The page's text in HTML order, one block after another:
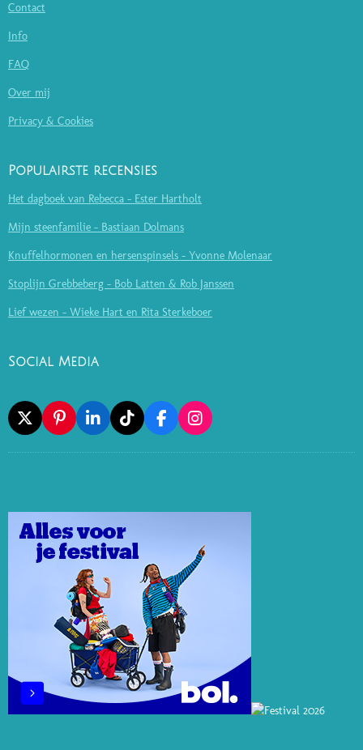
Contact
Info
FAQ
Over mij
Privacy & Cookies
Populairste recensies
Het dagboek van Rebecca - Ester Hartholt
Mijn steenfamilie - Bastiaan Dolmans
Knuffelhormonen en hersenspinsels - Yvonne Molenaar
Stoplijn Grebbeberg - Bob Latten & Rob Janssen
Lief wezen - Wieke Hart en Rita Sterkeboer
Social Media
X
P
I
N
E
S
T
L
I
N
I
N
T
I
K
F
A
C
O
I
N
S
R
M